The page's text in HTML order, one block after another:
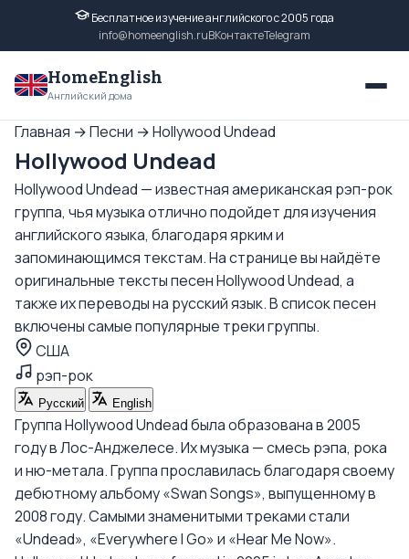
Бесплатное изучение английского с 2005 года
info@homeenglish.ruВКонтактеTelegram
HomeEnglish
Английский дома
Главная →Песни →Hollywood Undead
Hollywood Undead
Hollywood Undead — известная американская рэп-рок
группа, чья музыка отлично подойдет для изучения
английского языка, благодаря ярким и
запоминающимся текстам. На странице вы найдёте
оригинальные тексты песен Hollywood Undead, а
также их переводы на русский язык. В список песен
включены самые популярные треки группы.
США
рэп-рок
Русский English
Группа Hollywood Undead была образована в 2005
году в Лос-Анджелесе. Их музыка — смесь рэпа, рока
и ню-метала. Группа прославилась благодаря своему
дебютному альбому «Swan Songs», выпущенному в
2008 году. Самыми знаменитыми треками стали
«Undead», «Everywhere I Go» и «Hear Me Now».